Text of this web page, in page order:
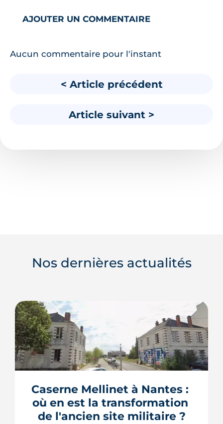
AJOUTER UN COMMENTAIRE
Aucun commentaire pour l'instant
< Article précédent
Article suivant >
Nos dernières actualités
Caserne Mellinet à Nantes :
où en est la transformation
de l'ancien site militaire ?